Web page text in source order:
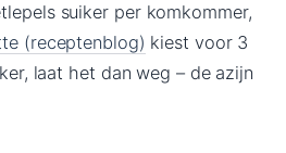
suiker per komkommer,
(receptenblog) kiest voor 3
laat het dan weg – de azijn